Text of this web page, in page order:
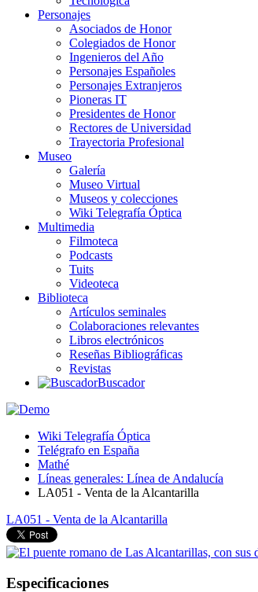
Personajes
Asociados de Honor
Colegiados de Honor
Ingenieros del Año
Personajes Españoles
Personajes Extranjeros
Pioneras IT
Presidentes de Honor
Rectores de Universidad
Trayectoria Profesional
Museo
Galería
Museo Virtual
Museos y colecciones
Wiki Telegrafía Óptica
Multimedia
Filmoteca
Podcasts
Tuits
Videoteca
Biblioteca
Artículos seminales
Colaboraciones relevantes
Libros electrónicos
Reseñas Bibliográficas
Revistas
Buscador
Wiki Telegrafía Óptica
Telégrafo en España
Mathé
Líneas generales: Línea de Andalucía
LA051 - Venta de la Alcantarilla
LA051 - Venta de la Alcantarilla
Especificaciones